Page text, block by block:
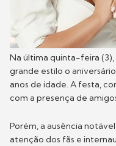
Na última quinta-feira (3),
grande estilo o
anos de idade. A festa,
com a presença de
Porém, a ausência
atenção dos fãs e